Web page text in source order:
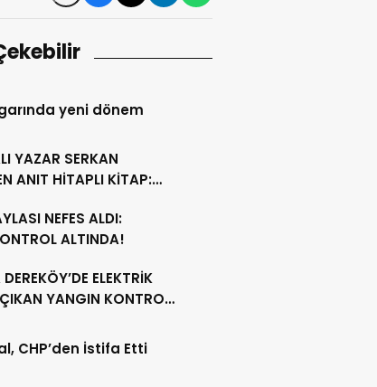
yeni dönem
YAZAR SERKAN
ANIT HİTAPLI KİTAP:
NEFES ALDI:
ALTINDA!
ELEKTRİK
YANGIN KONTROL
CHP’den İstifa Etti